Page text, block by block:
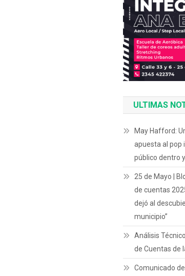
ULTIMAS
May Hafford:
apuesta al pop
público dentro
25 de Mayo |
de cuentas
dejó al
municipio”
Análisis
de Cuentas de
Comunicado